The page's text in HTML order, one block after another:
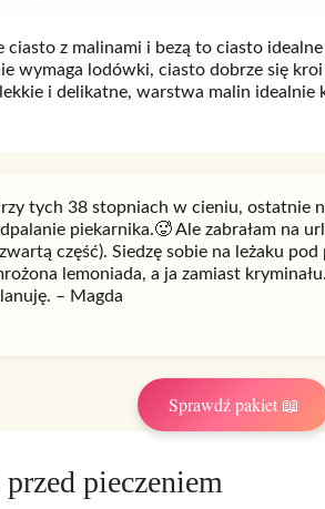
ciasto z malinami i bezą to ciasto
wymaga lodówki, ciasto dobrze się
i delikatne, warstwa malin idealnie
tych 38 stopniach w cieniu, ostatnie
piekarnika.🥵 Ale zabrałam na
część). Siedzę sobie na leżaku pod
lemoniada, a ja zamiast
– Magda
Sprawdź pakiet 📖
pieczeniem